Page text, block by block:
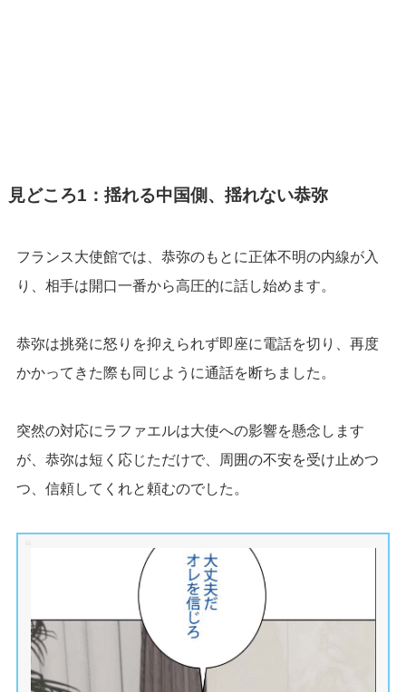
見どころ1：揺れる中国側、揺れない恭弥
フランス大使館では、恭弥のもとに正体不明の内線が入
り、相手は開口一番から高圧的に話し始めます。
恭弥は挑発に怒りを抑えられず即座に電話を切り、再度
かかってきた際も同じように通話を断ちました。
突然の対応にラファエルは大使への影響を懸念します
が、恭弥は短く応じただけで、周囲の不安を受け止めつ
つ、信頼してくれと頼むのでした。